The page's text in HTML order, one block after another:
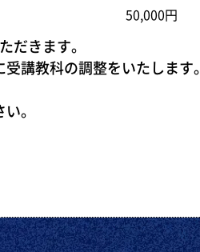
50,000円
きます。
講教科の調整をいたします。
。